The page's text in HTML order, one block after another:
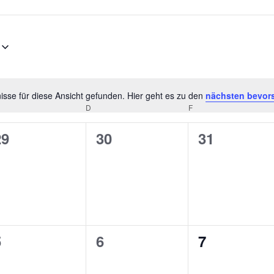
Hinweis
für diese Ansicht gefunden. Hier geht es zu den nächsten
D F
0
30
0
31
0
6
0
7